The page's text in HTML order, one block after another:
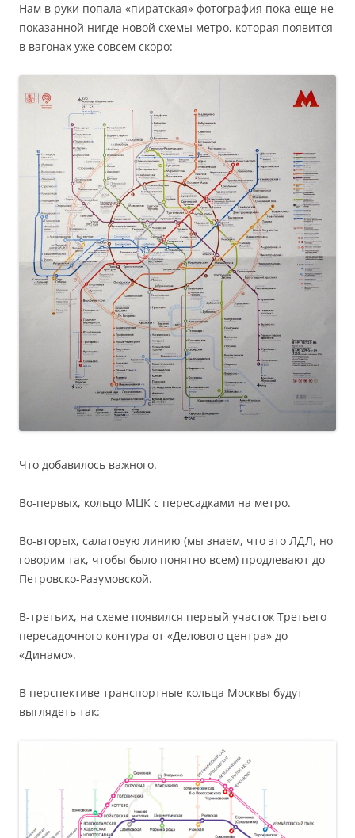
Нам в руки попала «пиратская» фотография пока еще не
показанной нигде новой схемы метро, которая появится
в вагонах уже совсем скоро:
Что добавилось важного.
Во-первых, кольцо МЦК с пересадками на метро.
Во-вторых, салатовую линию (мы знаем, что это ЛДЛ, но
говорим так, чтобы было понятно всем) продлевают до
Петровско-Разумовской.
В-третьих, на схеме появился первый участок Третьего
пересадочного контура от «Делового центра» до
«Динамо».
В перспективе транспортные кольца Москвы будут
выглядеть так: